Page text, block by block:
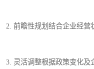
2. 前瞻性规划结合企业经营
3. 灵活调整根据政策变化及